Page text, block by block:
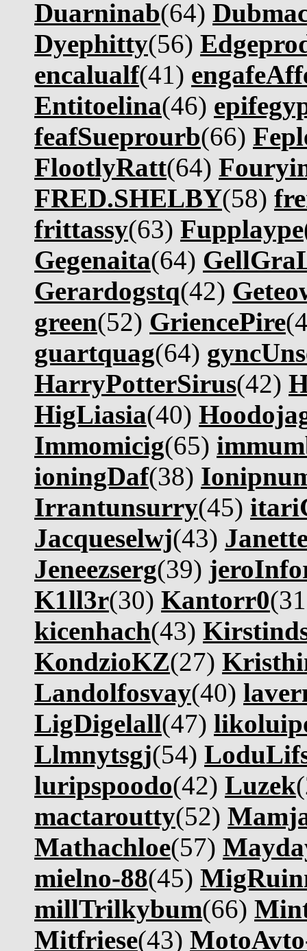
Duarninab(64)
Dyephitty(56)
encalualf(41)
Entitoelina(46)
feafSueprourb(66)
FlootlyRatt(64)
FRED.SHELBY(58)
frittassy(63) Fupplaype
Gegenaita(64)
Gerardogstq(42)
green(52) GriencePire
guartquag(64)
HarryPotterSirus(42)
HigLiasia(40)
Immomicig(65)
ioningDaf(38)
Irrantunsurry(45)
Jacqueselwj(43)
Jeneezserg(39)
K1ll3r(30) Kantorr0
kicenhach(43)
KondzioKZ(27)
Landolfosvay(40)
LigDigelall(47)
Llmnytsgj(54)
luripspoodo(42) Luzek
mactaroutty(52)
Mathachloe(57)
mielno-88(45)
millTrilkybum(66)
Mitfriese(43)